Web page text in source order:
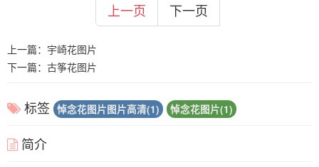
上一页 下一页
上一篇： 宇崎花图片
下一篇： 古筝花图片
标签 悼念花图片图片高清(1) 悼念花图片(1)
简介